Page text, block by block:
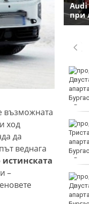
възможната
ход
да
веднага
истинската
–
при
и Оман
Няма да
РЗИ-та
мъж с
във Варна